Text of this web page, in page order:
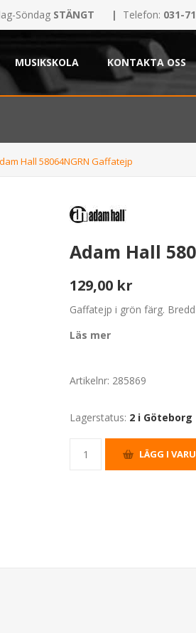
Söndag STÄNGT | Telefon: 031-
MUSIKSKOLA KONTAKTA OSS
Hall 58064NGRN Gaffatejp
Adam Hall
129,00 kr
Gaffatejp i grön färg.
Läs mer
Artikelnr: 285869
Lagerstatus: 2 i Göteborg